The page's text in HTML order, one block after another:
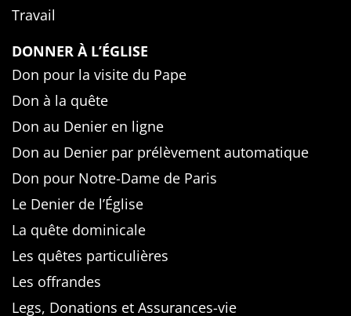
Travail
DONNER À L’ÉGLISE
Don pour la visite du Pape
Don à la quête
Don au Denier en ligne
Don au Denier par prélèvement automatique
Don pour Notre-Dame de Paris
Le Denier de l’Église
La quête dominicale
Les quêtes particulières
Les offrandes
Legs, Donations et Assurances-vie